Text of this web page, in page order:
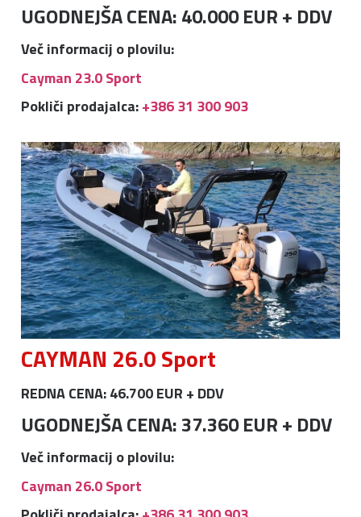
UGODNEJŠA CENA: 40.000 EUR + DDV
Več informacij o plovilu:
Cayman 23.0 Sport
Pokliči prodajalca:+386 31 300 903
CAYMAN 26.0 Sport
REDNA CENA: 46.700 EUR + DDV
UGODNEJŠA CENA: 37.360 EUR + DDV
Več informacij o plovilu:
Cayman 26.0 Sport